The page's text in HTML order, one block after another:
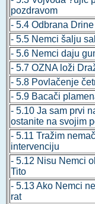
pozdravom
- 5.4 Odbrana
- 5.5 Nemci šalju
- 5.6 Nemci daju
- 5.7 OZNA loži
- 5.8 Povlačenje
- 5.9 Bacači
- 5.10 Ja sam prvi
ostanite na svojim
- 5.11 Tražim
intervenciju
- 5.12 Nisu Nemci
Tito
- 5.13 Ako Nemci
rat